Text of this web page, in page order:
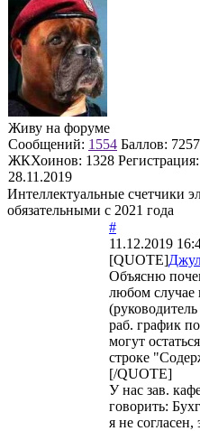
Живу на форуме
Сообщений: 1554 Баллов: 7257
ЖКХоинов: 1328 Регистрация:
28.11.2019
Интеллектуальные счетчики
обязательными с 2021 года
#
11.12.2019
[QUOTE]
Объясню
любом случае
раб. график
могут
строке
[/QUOTE]
У нас зав.
говорить:
я не согласен,